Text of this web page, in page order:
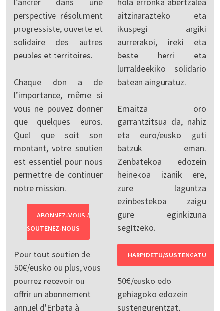
perspective résolument
progressiste, ouverte et
solidaire des autres
peuples et territoires.
Chaque don a de
l’importance, même si
vous ne pouvez donner
que quelques euros.
Quel que soit son
montant, votre soutien
est essentiel pour nous
permettre de continuer
notre mission.
ABONNEZ-VOUS /
SOUTENEZ-NOUS
Pour tout soutien de
50€/eusko ou plus, vous
pourrez recevoir ou
offrir un abonnement
annuel d'Enbata à
aitzinarazteko eta
ikuspegi argiki
aurrerakoi, ireki eta
beste herri eta
lurraldeekiko solidario
batean ainguratuz.
Emaitza oro
garrantzitsua da, nahiz
eta euro/eusko guti
batzuk eman.
Zenbatekoa edozein
heinekoa izanik ere,
zure laguntza
ezinbestekoa zaigu
gure eginkizuna
segitzeko.
HARPIDETU/SUSTENGATU
50€/eusko edo
gehiagoko edozein
sustengurentzat,